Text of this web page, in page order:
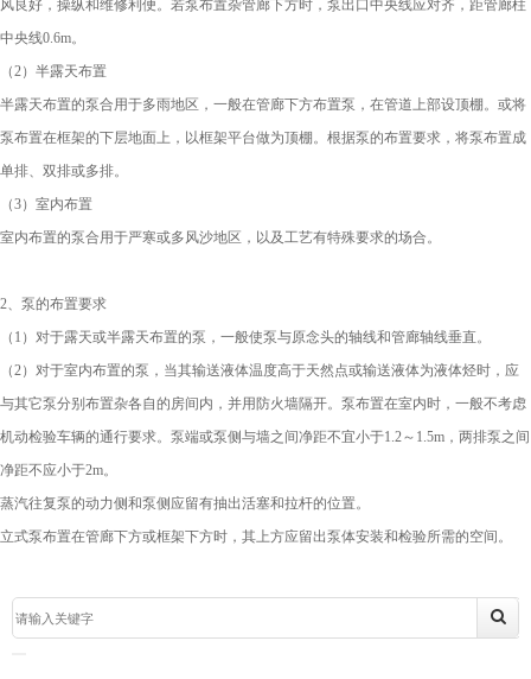
风良好，操纵和维修利便。若泵布置杂管廊下方时，泵出口中央线应对齐，距管廊柱
中央线0.6m。
（2）半露天布置
半露天布置的泵合用于多雨地区，一般在管廊下方布置泵，在管道上部设顶棚。或将
泵布置在框架的下层地面上，以框架平台做为顶棚。根据泵的布置要求，将泵布置成
单排、双排或多排。
（3）室内布置
室内布置的泵合用于严寒或多风沙地区，以及工艺有特殊要求的场合。
2、泵的布置要求
（1）对于露天或半露天布置的泵，一般使泵与原念头的轴线和管廊轴线垂直。
（2）对于室内布置的泵，当其输送液体温度高于天然点或输送液体为液体烃时，应
与其它泵分别布置杂各自的房间内，并用防火墙隔开。泵布置在室内时，一般不考虑
机动检验车辆的通行要求。泵端或泵侧与墙之间净距不宜小于1.2～1.5m，两排泵之间
净距不应小于2m。
蒸汽往复泵的动力侧和泵侧应留有抽出活塞和拉杆的位置。
立式泵布置在管廊下方或框架下方时，其上方应留出泵体安装和检验所需的空间。